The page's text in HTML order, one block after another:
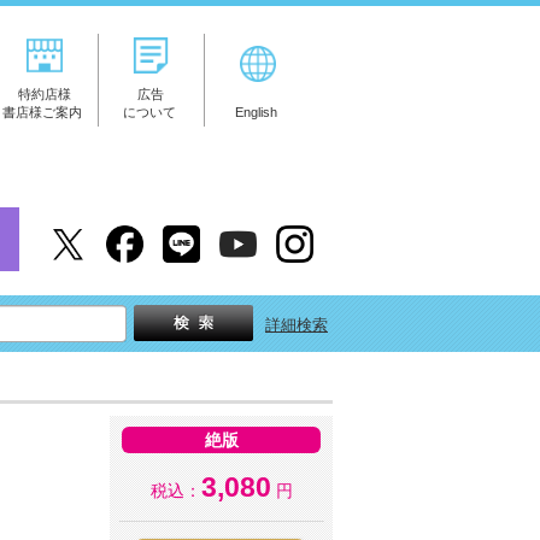
特約店様
書店様ご案内
広告
について
English
詳細検索
絶版
税込： 3,080 円